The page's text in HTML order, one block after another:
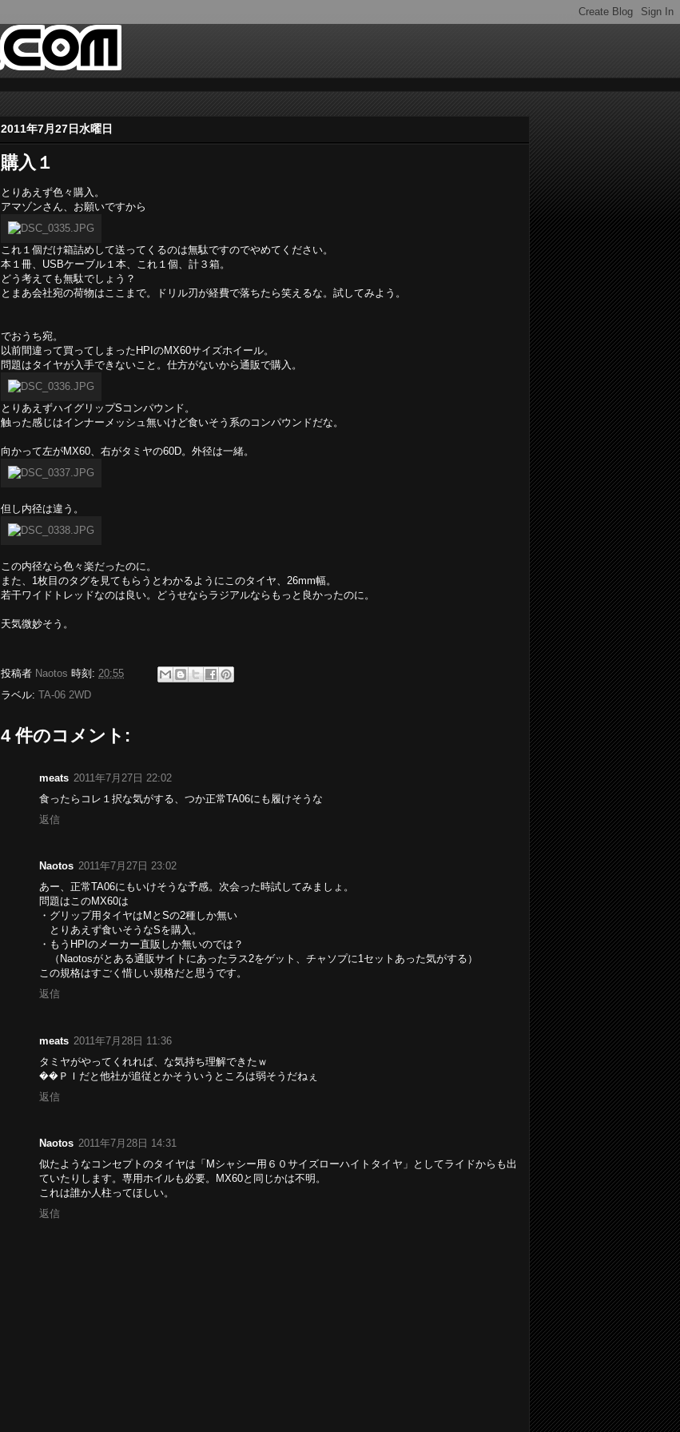
2011年7月27日水曜日
購入１
とりあえず色々購入。
アマゾンさん、お願いですから
これ１個だけ箱詰めして送ってくるのは無駄ですのでやめてください。
本１冊、USBケーブル１本、これ１個、計３箱。
どう考えても無駄でしょう？
とまあ会社宛の荷物はここまで。ドリル刃が経費で落ちたら笑えるな。試してみよう。
でおうち宛。
以前間違って買ってしまったHPIのMX60サイズホイール。
問題はタイヤが入手できないこと。仕方がないから通販で購入。
とりあえずハイグリップSコンパウンド。
触った感じはインナーメッシュ無いけど食いそう系のコンパウンドだな。
向かって左がMX60、右がタミヤの60D。外径は一緒。
但し内径は違う。
この内径なら色々楽だったのに。
また、1枚目のタグを見てもらうとわかるようにこのタイヤ、26mm幅。
若干ワイドトレッドなのは良い。どうせならラジアルならもっと良かったのに。
天気微妙そう。
投稿者 Naotos 時刻: 20:55
ラベル: TA-06 2WD
4 件のコメント:
meats 2011年7月27日 22:02
食ったらコレ１択な気がする、つか正常TA06にも履けそうな
返信
Naotos 2011年7月27日 23:02
あー、正常TA06にもいけそうな予感。次会った時試してみましょ。
問題はこのMX60は
・グリップ用タイヤはMとSの2種しか無い
とりあえず食いそうなSを購入。
・もうHPIのメーカー直販しか無いのでは？
（Naotosがとある通販サイトにあったラス2をゲット、チャソプに1セットあった気がする）
この規格はすごく惜しい規格だと思うです。
返信
meats 2011年7月28日 11:36
タミヤがやってくれれば、な気持ち理解できたｗ
��ＰＩだと他社が追従とかそういうところは弱そうだねぇ
返信
Naotos 2011年7月28日 14:31
似たようなコンセプトのタイヤは「Mシャシー用６０サイズローハイトタイヤ」としてライドからも出
ていたりします。専用ホイルも必要。MX60と同じかは不明。
これは誰か人柱ってほしい。
返信